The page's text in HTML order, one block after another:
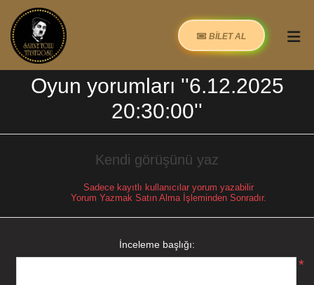
BİLET AL
Oyun yorumları
6.12.2025
20:30:00
Kendi görüşünü yaz
Sadece kayıtlı kullanıcılar yorum yazabilir
Yorum Yazmak Satın Alma İşleminden Sonradır.
İnceleme başlığı:
*